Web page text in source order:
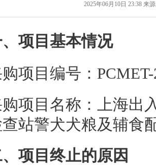
2025年06月10日 23:38 来
项目基本情况
项目编号：PCMET-
项目名称：上海出
站警犬犬粮及辅食
项目终止的原因